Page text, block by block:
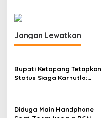
g
s
p
o
Jangan Lewatkan
Bupati Ketapang Tetapkan
Status Siaga Karhutla:
Diduga Main Handphone